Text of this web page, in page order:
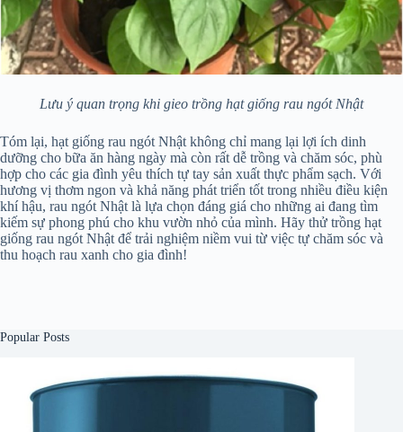
Lưu ý quan trọng khi gieo trồng hạt giống rau ngót Nhật
Tóm lại, hạt giống rau ngót Nhật không chỉ mang lại lợi ích dinh
dưỡng cho bữa ăn hàng ngày mà còn rất dễ trồng và chăm sóc, phù
hợp cho các gia đình yêu thích tự tay sản xuất thực phẩm sạch. Với
hương vị thơm ngon và khả năng phát triển tốt trong nhiều điều kiện
khí hậu, rau ngót Nhật là lựa chọn đáng giá cho những ai đang tìm
kiếm sự phong phú cho khu vườn nhỏ của mình. Hãy thử trồng hạt
giống rau ngót Nhật để trải nghiệm niềm vui từ việc tự chăm sóc và
thu hoạch rau xanh cho gia đình!
Popular Posts